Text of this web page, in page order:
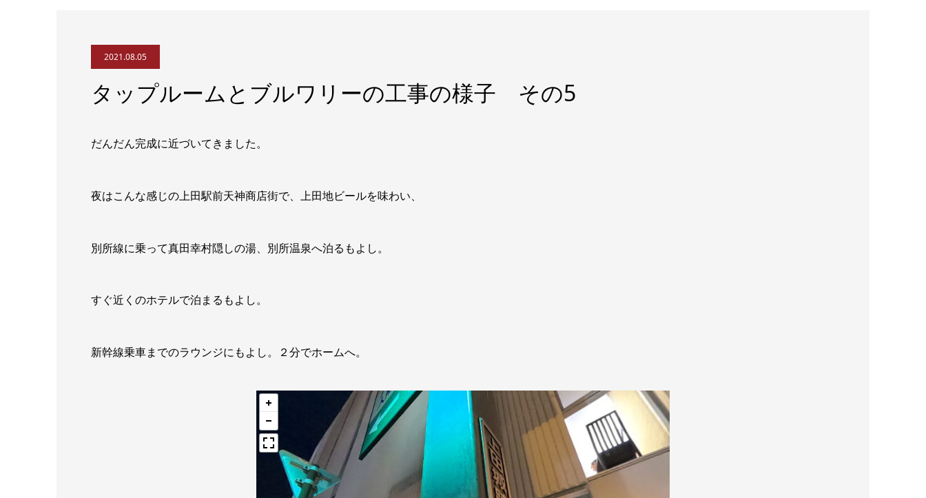
2021.08.05
タップルームとブルワリーの工事の様子 その5
だんだん完成に近づいてきました。
夜はこんな感じの上田駅前天神商店街で、上田地ビールを味わい、
別所線に乗って真田幸村隠しの湯、別所温泉へ泊るもよし。
すぐ近くのホテルで泊まるもよし。
新幹線乗車までのラウンジにもよし。２分でホームへ。